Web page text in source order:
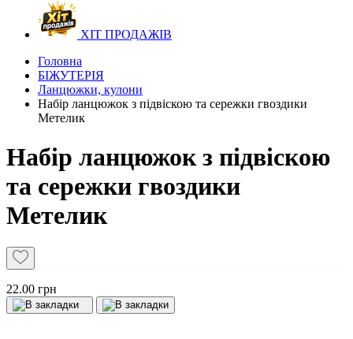
ХІТ ПРОДАЖІВ
Головна
БІЖУТЕРІЯ
Ланцюжки, кулони
Набір ланцюжок з підвіскою та сережки гвоздики
Метелик
Набір ланцюжок з підвіскою
та сережки гвоздики
Метелик
22.00 грн